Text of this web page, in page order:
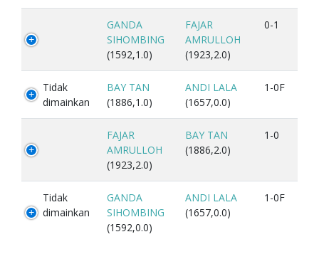
GANDA
SIHOMBING
(1592,1.0)
FAJAR
AMRULLOH
(1923,2.0)
0-1
Tidak
dimainkan
BAY TAN
(1886,1.0)
ANDI LALA
(1657,0.0)
1-0F
FAJAR
AMRULLOH
(1923,2.0)
BAY TAN
(1886,2.0)
1-0
Tidak
dimainkan
GANDA
SIHOMBING
(1592,0.0)
ANDI LALA
(1657,0.0)
1-0F